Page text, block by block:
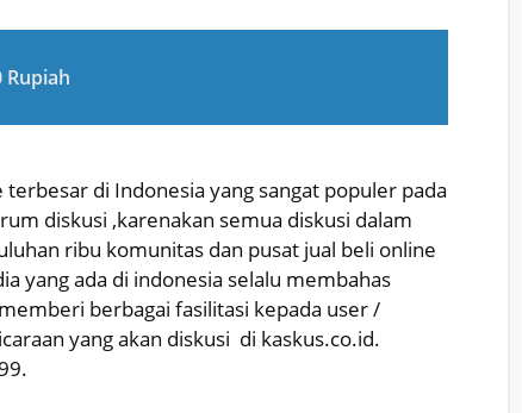
Rupiah
di Indonesia yang sangat populer pada
diskusi ,karenakan semua diskusi dalam
ribu komunitas dan pusat jual beli online
yang ada di indonesia selalu membahas
berbagai fasilitasi kepada user /
yang akan diskusi di kaskus.co.id.